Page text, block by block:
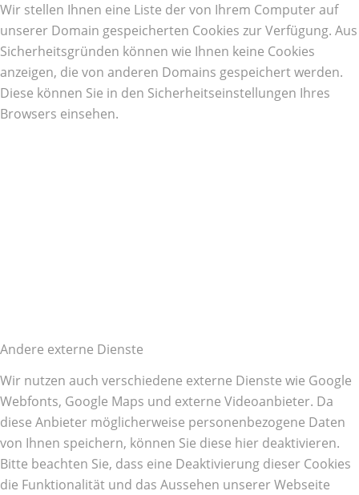
Wir stellen Ihnen eine Liste der von Ihrem Computer auf
unserer Domain gespeicherten Cookies zur Verfügung. Aus
Sicherheitsgründen können wie Ihnen keine Cookies
anzeigen, die von anderen Domains gespeichert werden.
Diese können Sie in den Sicherheitseinstellungen Ihres
Browsers einsehen.
Andere externe Dienste
Wir nutzen auch verschiedene externe Dienste wie Google
Webfonts, Google Maps und externe Videoanbieter. Da
diese Anbieter möglicherweise personenbezogene Daten
von Ihnen speichern, können Sie diese hier deaktivieren.
Bitte beachten Sie, dass eine Deaktivierung dieser Cookies
die Funktionalität und das Aussehen unserer Webseite